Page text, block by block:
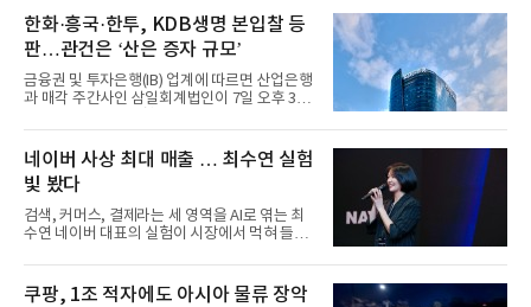
한화·흥국·한투, KDB생명 본입찰 등
판…관건은 ‘산은 증자 규모’
금융권 및 투자은행(IB) 업계에 따르면 산업은행
과 매각 주간사인 삼일회계법인이 7일 오후 3시
네이버 사상 최대 매출 … 최수연 실험
빛 봤다
검색, 커머스, 결제라는 세 영역을 AI로 엮는 최
수연 네이버 대표의 실험이 시장에서 먹혀 들어
쿠팡, 1조 적자에도 아시아 물류 장악